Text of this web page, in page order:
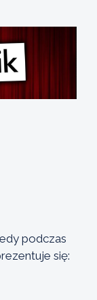
podczas
się: